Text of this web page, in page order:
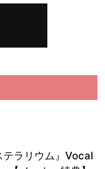
テラリウム』Vocal